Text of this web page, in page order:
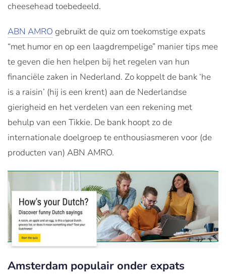
cheesehead toebedeeld.
ABN AMRO gebruikt de quiz om toekomstige expats
“met humor en op een laagdrempelige” manier tips mee
te geven die hen helpen bij het regelen van hun
financiële zaken in Nederland. Zo koppelt de bank ‘he
is a raisin’ (hij is een krent) aan de Nederlandse
gierigheid en het verdelen van een rekening met
behulp van een Tikkie. De bank hoopt zo de
internationale doelgroep te enthousiasmeren voor (de
producten van) ABN AMRO.
Amsterdam populair onder expats